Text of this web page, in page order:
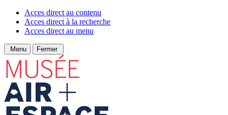
Acces direct au contenu
Acces direct à la recherche
Acces direct au menu
Menu Fermer